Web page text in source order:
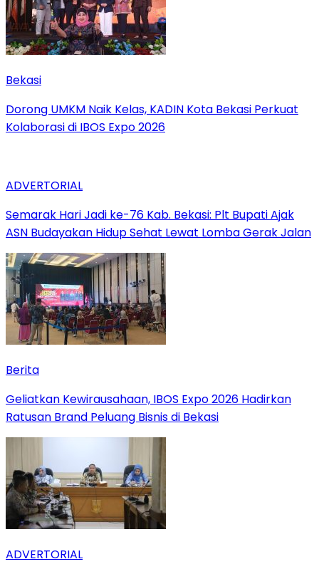
Bekasi
Dorong UMKM Naik Kelas, KADIN Kota Bekasi Perkuat
Kolaborasi di IBOS Expo 2026
ADVERTORIAL
‎Semarak Hari Jadi ke-76 Kab. Bekasi: Plt Bupati Ajak
ASN Budayakan Hidup Sehat Lewat Lomba Gerak Jalan
Berita
‎Geliatkan Kewirausahaan, IBOS Expo 2026 Hadirkan
Ratusan Brand Peluang Bisnis di Bekasi
ADVERTORIAL